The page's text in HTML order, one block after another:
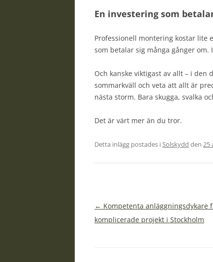
En investering som
Professionell montering kostar lite
som betalar sig många gånger
Och kanske viktigast av allt – i
sommarkväll och veta att allt är
nästa storm. Bara skugga, svalka
Det är värt mer än du tror.
Detta inlägg postades iSolskydd den 25
Inläggsnavigering
← Kompetenta anläggningsdykare
komplicerade projekt i Stockholm